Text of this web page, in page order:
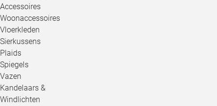
Accessoires
Woonaccessoires
Vloerkleden
Sierkussens
Plaids
Spiegels
Vazen
Kandelaars &
Windlichten